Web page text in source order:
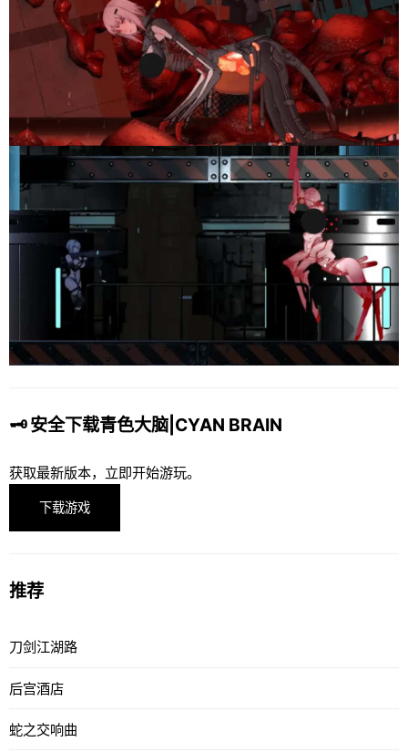
🗝️ 安全下载青色大脑|CYAN BRAIN
获取最新版本，立即开始游玩。
下载游戏
推荐
刀剑江湖路
后宫酒店
蛇之交响曲